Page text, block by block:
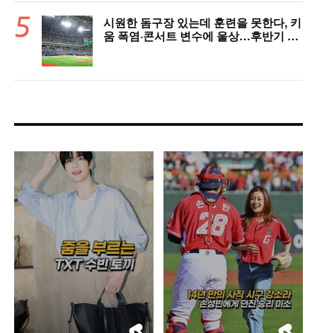
시원한 돔구장 있는데 훈련을 못한다, 키
움 폭염·콘서트 변수에 울상…후반기 상